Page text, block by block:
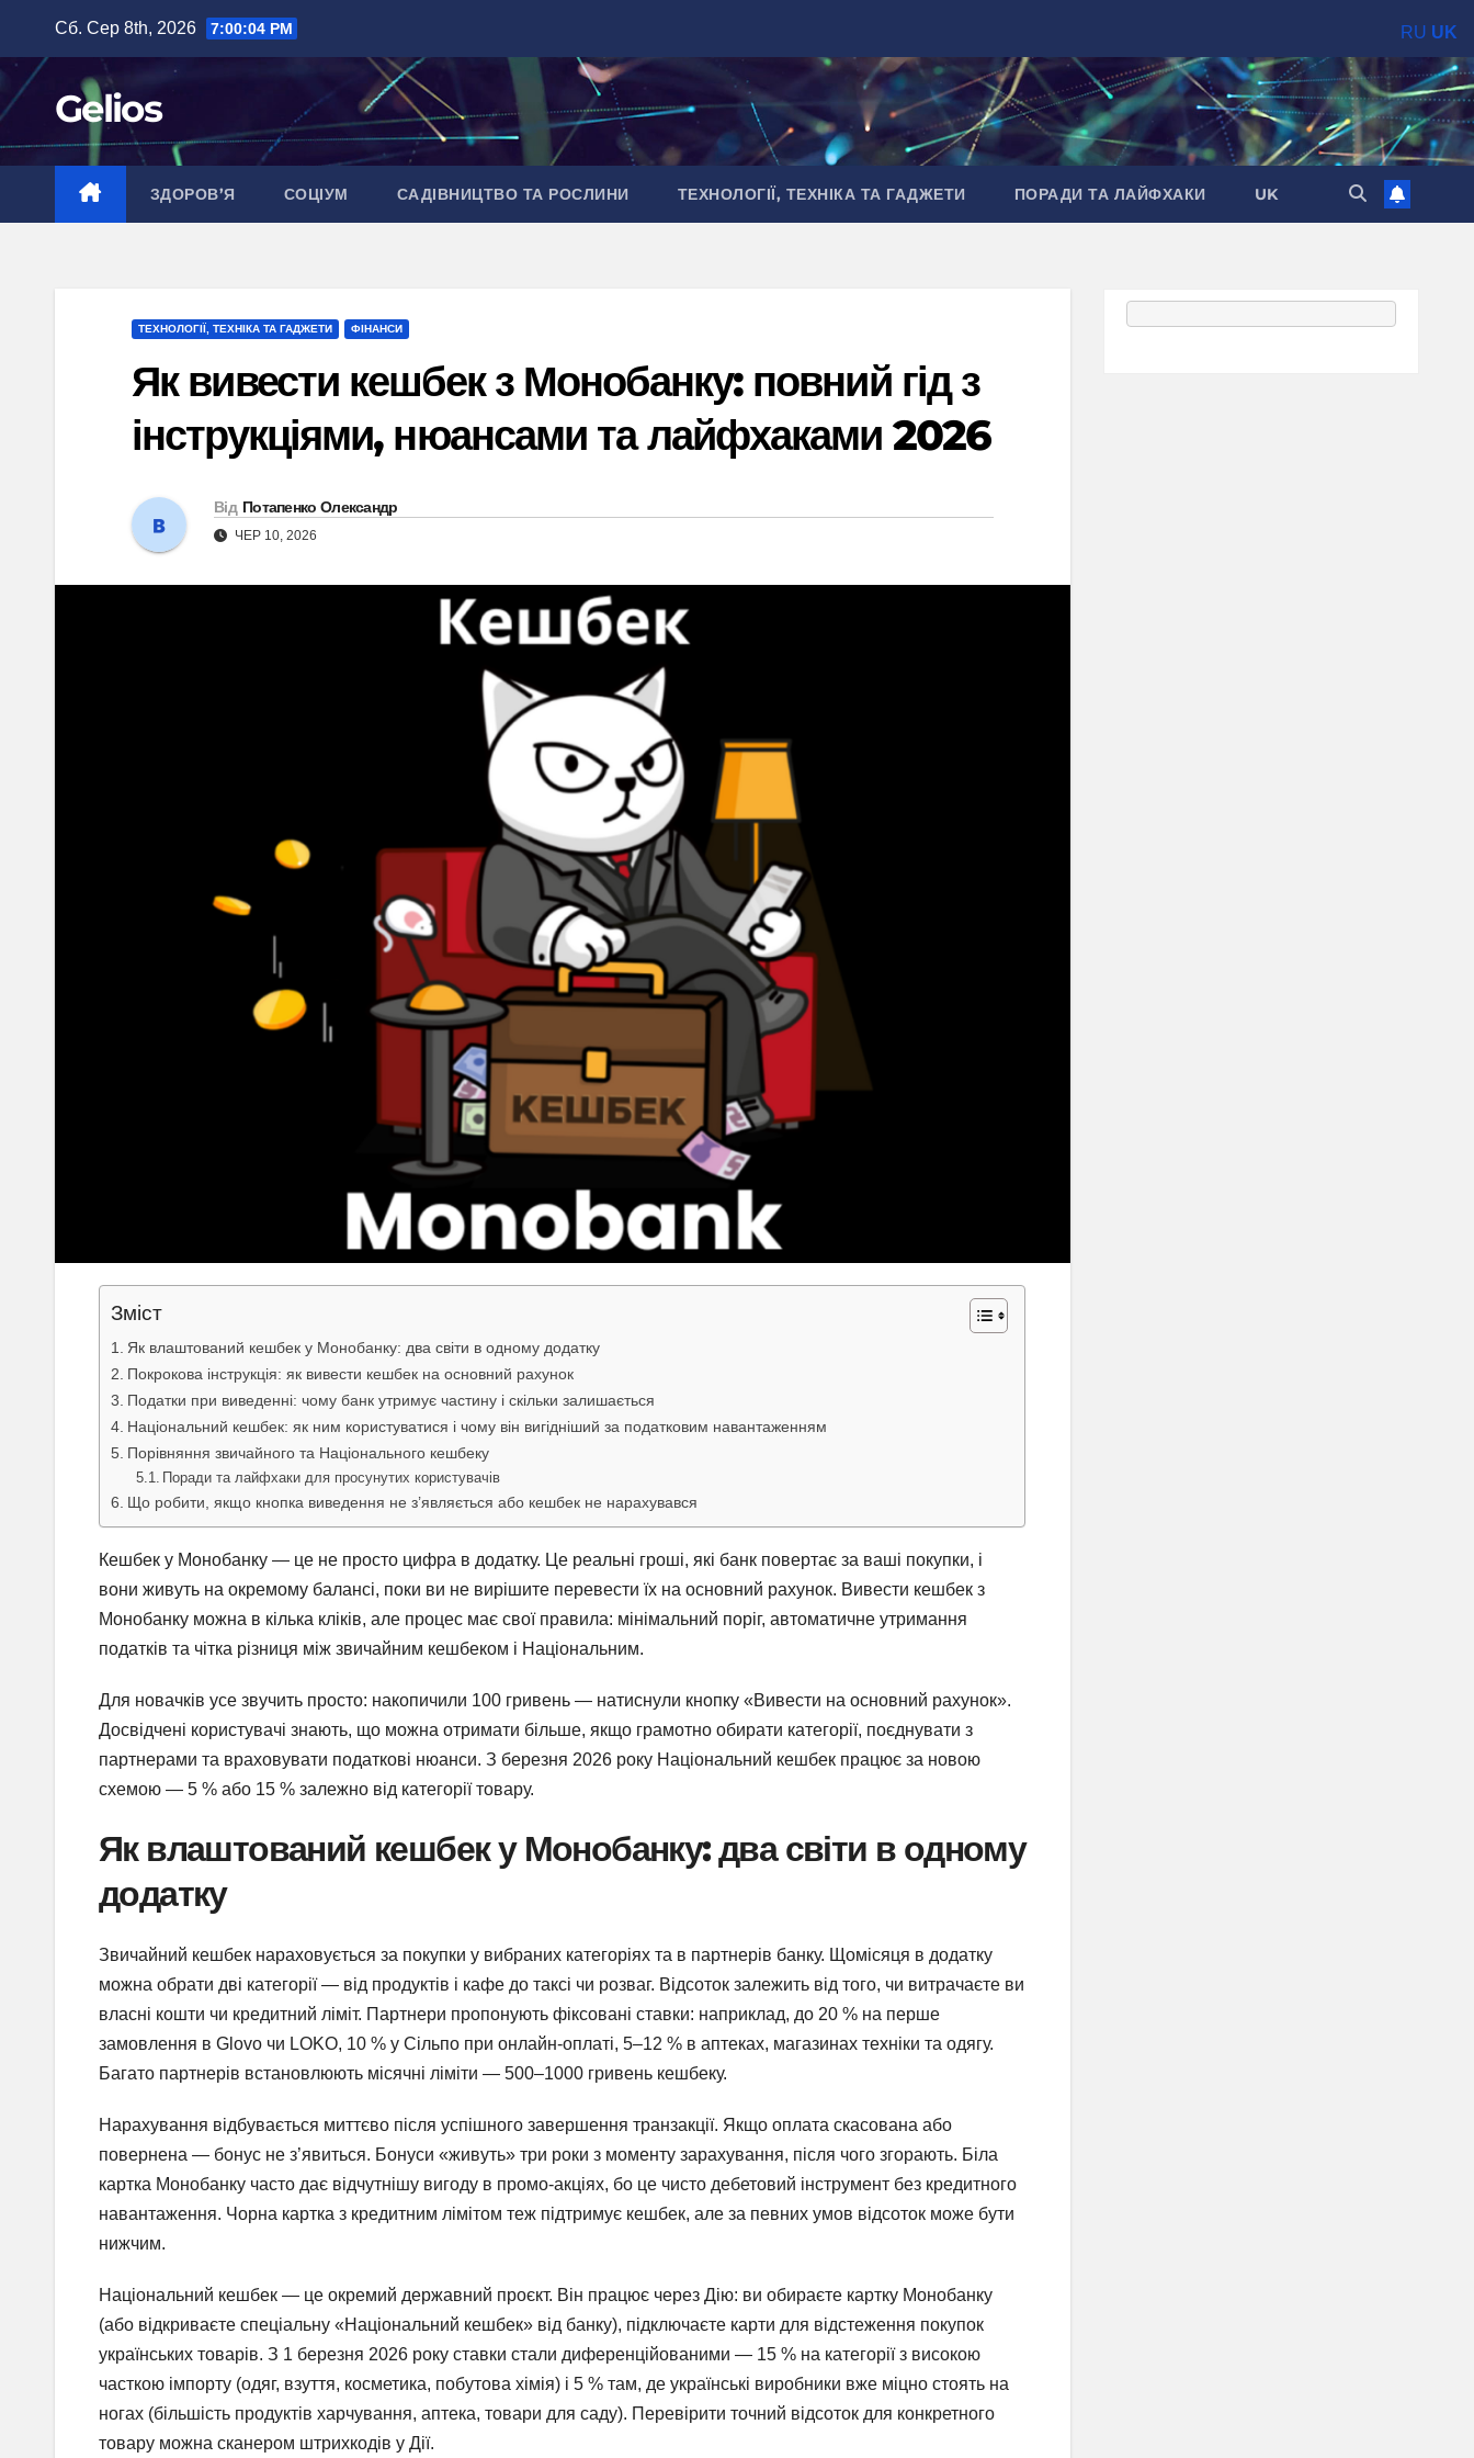
вмісту
Сб. Сер 8th, 2026 7:00:05 PM
Gelios
ЗДОРОВ’Я СОЦІУМ САДІВНИЦТВО ТА РОСЛИНИ ТЕХНОЛОГІЇ, ТЕХНІКА ТА ГАДЖЕТИ ПОРАДИ ТА ЛАЙФХАКИ UK
ТЕХНОЛОГІЇ, ТЕХНІКА ТА ГАДЖЕТИ ФІНАНСИ
Як вивести кешбек з Монобанку: повний гід з
інструкціями, нюансами та лайфхаками 2026
Від Потапенко Олександр
ЧЕР 10, 2026
Зміст
Як влаштований кешбек у Монобанку: два світи в одному додатку
Покрокова інструкція: як вивести кешбек на основний рахунок
Податки при виведенні: чому банк утримує частину і скільки залишається
Національний кешбек: як ним користуватися і чому він вигідніший за податковим навантаженням
Порівняння звичайного та Національного кешбеку
Поради та лайфхаки для просунутих користувачів
Що робити, якщо кнопка виведення не з’являється або кешбек не нарахувався
Кешбек у Монобанку — це не просто цифра в додатку. Це реальні гроші, які банк повертає за ваші покупки, і
вони живуть на окремому балансі, поки ви не вирішите перевести їх на основний рахунок. Вивести кешбек з
Монобанку можна в кілька кліків, але процес має свої правила: мінімальний поріг, автоматичне утримання
податків та чітка різниця між звичайним кешбеком і Національним.
Для новачків усе звучить просто: накопичили 100 гривень — натиснули кнопку «Вивести на основний рахунок».
Досвідчені користувачі знають, що можна отримати більше, якщо грамотно обирати категорії, поєднувати з
партнерами та враховувати податкові нюанси. З березня 2026 року Національний кешбек працює за новою
схемою — 5 % або 15 % залежно від категорії товару.
Як влаштований кешбек у Монобанку: два світи в одному
додатку
Звичайний кешбек нараховується за покупки у вибраних категоріях та в партнерів банку. Щомісяця в додатку
можна обрати дві категорії — від продуктів і кафе до таксі чи розваг. Відсоток залежить від того, чи витрачаєте ви
власні кошти чи кредитний ліміт. Партнери пропонують фіксовані ставки: наприклад, до 20 % на перше
замовлення в Glovo чи LOKO, 10 % у Сільпо при онлайн-оплаті, 5–12 % в аптеках, магазинах техніки та одягу.
Багато партнерів встановлюють місячні ліміти — 500–1000 гривень кешбеку.
Нарахування відбувається миттєво після успішного завершення транзакції. Якщо оплата скасована або
повернена — бонус не з’явиться. Бонуси «живуть» три роки з моменту зарахування, після чого згорають. Біла
картка Монобанку часто дає відчутнішу вигоду в промо-акціях, бо це чисто дебетовий інструмент без кредитного
навантаження. Чорна картка з кредитним лімітом теж підтримує кешбек, але за певних умов відсоток може бути
нижчим.
Національний кешбек — це окремий державний проєкт. Він працює через Дію: ви обираєте картку Монобанку
(або відкриваєте спеціальну «Національний кешбек» від банку), підключаєте карти для відстеження покупок
українських товарів. З 1 березня 2026 року ставки стали диференційованими — 15 % на категорії з високою
часткою імпорту (одяг, взуття, косметика, побутова хімія) і 5 % там, де українські виробники вже міцно стоять на
ногах (більшість продуктів харчування, аптека, товари для саду). Перевірити точний відсоток для конкретного
товару можна сканером штрихкодів у Дії.
RU UK